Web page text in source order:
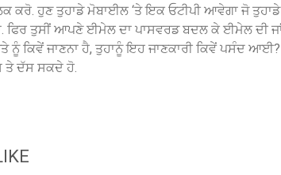
ਕਰੋ. ਹੁਣ ਤੁਹਾਡੇ ਮੋਬਾਈਲ ‘ਤੇ ਇਕ ਓਟੀਪੀ ਆਵੇਗਾ ਜੋ
ਫਿਰ ਤੁਸੀਂ ਆਪਣੇ ਈਮੇਲ ਦਾ ਪਾਸਵਰਡ ਬਦਲ ਕੇ ਈਮੇਲ ਦੀ
ਕਿਵੇਂ ਜਾਣਨਾ ਹੈ, ਤੁਹਾਨੂੰ ਇਹ ਜਾਣਕਾਰੀ ਕਿਵੇਂ ਪਸੰਦ ਆਈ?
ਤੇ ਦੱਸ ਸਕਦੇ ਹੋ.